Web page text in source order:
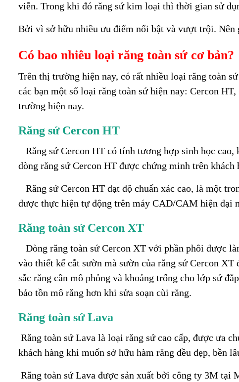
viễn. Trong khi đó răng sứ kim loại thì thời gian sử
Bởi vì sở hữu nhiều ưu điểm nổi bật và vượt trội. Nên
Có bao nhiêu loại răng toàn sứ cơ bản?
Trên thị trường hiện nay, có rất nhiều loại răng toàn sứ
các bạn một số loại răng toàn sứ hiện nay: Cercon
trường hiện nay.
Răng sứ Cercon HT
Răng sứ Cercon HT có tính tương hợp sinh học
dòng răng sứ Cercon HT được chứng minh trên khách
Răng sứ Cercon HT đạt độ chuẩn xác cao, là một
được thực hiện tự động trên máy CAD/CAM hiện đại
Răng toàn sứ Cercon XT
Dòng răng toàn sứ Cercon XT với phần phôi được
vào thiết kế cắt sườn mà sườn của răng sứ Cercon
sắc răng cần mô phỏng và khoảng trống cho lớp sứ
bảo tồn mô răng hơn khi sửa soạn cùi răng.
Răng toàn sứ Lava
Răng toàn sứ Lava là loại răng sứ cao cấp, được ưa
khách hàng khi muốn sở hữu hàm răng đều đẹp, bền
Răng toàn sứ Lava được sản xuất bởi công ty 3M